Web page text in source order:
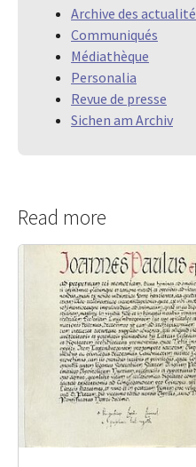
Archive des
Communiqués
Médiathèque
Personalia
Revue de presse
Sichen am Archiv
Read more